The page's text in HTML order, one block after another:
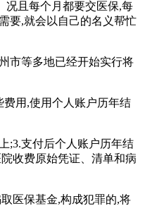
况且每个月都要交医保,每
要,就会以自己的名义帮忙
市等多地已经开始实行将
费用,使用个人账户历年结
;3.支付后个人账户历年结
收费原始凭证、清单和病
医保基金,构成犯罪的,将